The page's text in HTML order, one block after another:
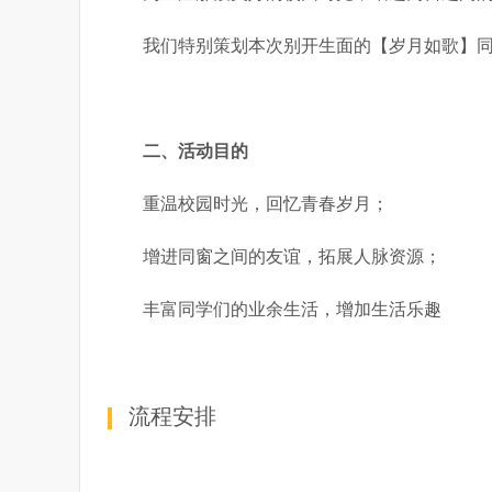
我们特别策划本次别开生面的【岁月如歌】
二、活动目的
重温校园时光，回忆青春岁月；
增进同窗之间的友谊，拓展人脉资源；
丰富同学们的业余生活，增加生活乐趣
流程安排